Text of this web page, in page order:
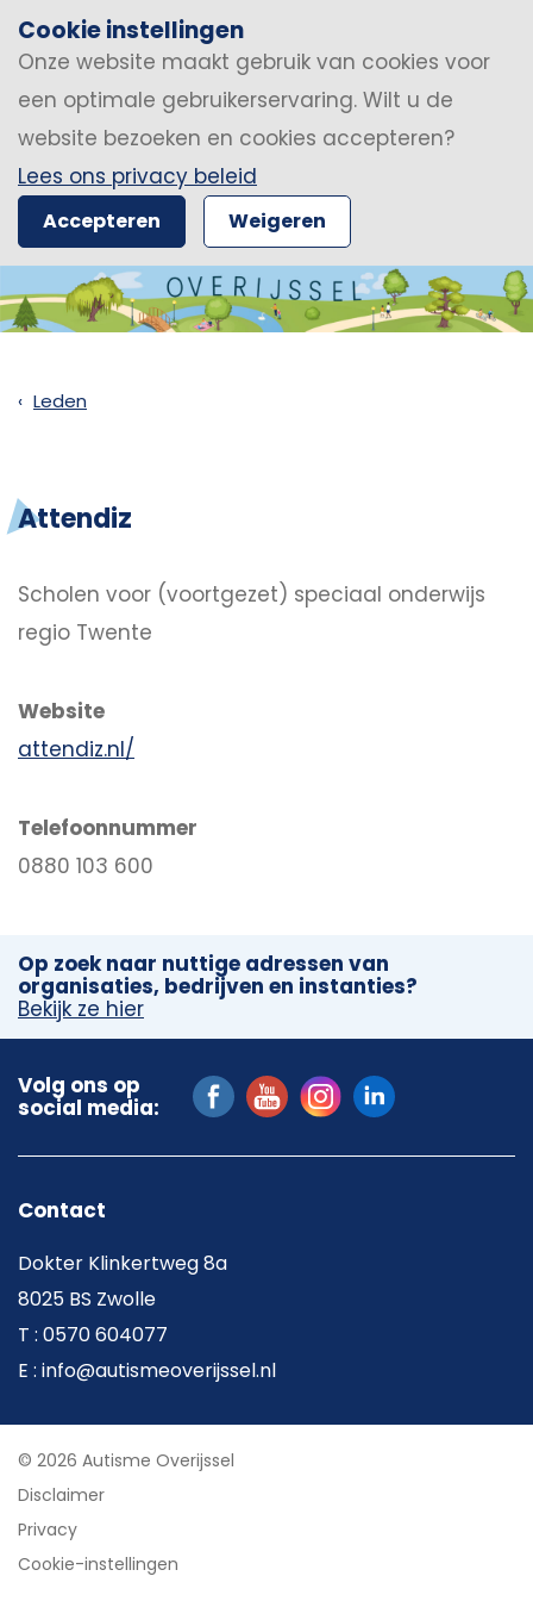
Cookie instellingen
Onze website maakt gebruik van cookies voor
een optimale gebruikerservaring. Wilt u de
website bezoeken en cookies accepteren?
Lees ons privacy beleid
Accepteren Weigeren
Leden
Attendiz
Scholen voor (voortgezet) speciaal onderwijs
regio Twente
Website
attendiz.nl/
Telefoonnummer
0880 103 600
Op zoek naar nuttige adressen van
organisaties, bedrijven en instanties?
Bekijk ze hier
Volg ons op
social media:
Contact
Dokter Klinkertweg 8a
8025 BS Zwolle
T : 0570 604077
E : info@autismeoverijssel.nl
© 2026 Autisme Overijssel
Disclaimer
Privacy
Cookie-instellingen